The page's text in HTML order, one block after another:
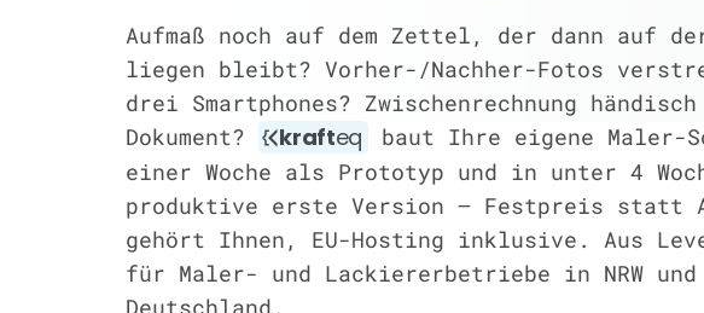
Aufmaß noch auf dem Zettel, der dann auf
liegen bleibt? Vorher-/Nachher-Fotos
drei Smartphones? Zwischenrechnung
Dokument?
krafteq
baut Ihre eigene Maler-
einer Woche als Prototyp und in unter 4
produktive erste Version — Festpreis statt
gehört Ihnen, EU-Hosting inklusive. Aus
für Maler- und Lackiererbetriebe in NRW und
Deutschland.